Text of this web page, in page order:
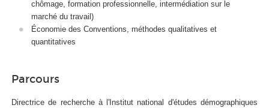
chômage, formation professionnelle, intermédiation sur le
marché du travail)
Économie des Conventions, méthodes qualitatives et
quantitatives
Parcours
Directrice de recherche à l'Institut national d'études démographiques